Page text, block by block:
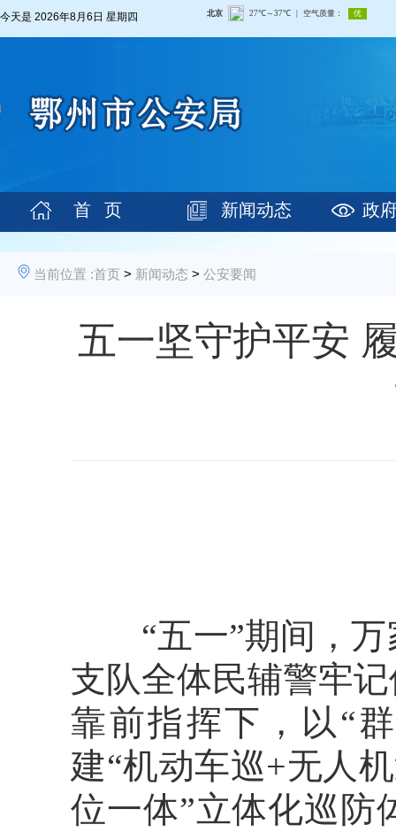
今天是 2026年8月6日 星期四
首 页 新闻动态 政
当前位置 :首页 > 新闻动态 > 公安要闻
五一坚守护平安
“五一”期间，万
支队全体民辅警牢
靠前指挥下，以“
建“机动车巡+无人
位一体”立体化巡防